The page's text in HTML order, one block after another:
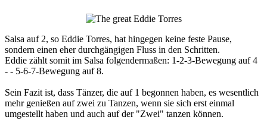
Salsa auf 2, so Eddie Torres, hat hingegen keine feste Pause,
sondern einen eher durchgängigen Fluss in den Schritten.
Eddie zählt somit im Salsa folgendermaßen: 1-2-3-Bewegung auf 4
- - 5-6-7-Bewegung auf 8.
Sein Fazit ist, dass Tänzer, die auf 1 begonnen haben, es wesentlich
mehr genießen auf zwei zu Tanzen, wenn sie sich erst einmal
umgestellt haben und auch auf der "Zwei" tanzen können.